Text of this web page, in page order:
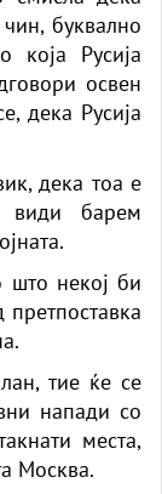
буквално
која Русија
освен
дека Русија
дека тоа е
види барем
што некој би
тие ќе се
напади со
места,
Москва.